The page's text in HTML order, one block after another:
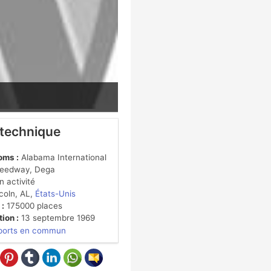
: Alabama International
Dega
activité
AL, États-Unis
175000 places
: 13 septembre 1969
en commun